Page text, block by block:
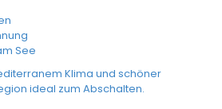
See
Klima und schöner
ideal zum Abschalten.